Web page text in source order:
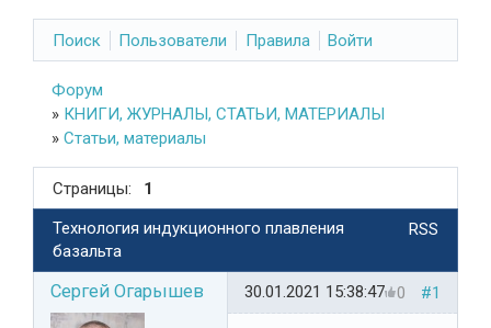
Поиск Пользователи Правила Войти
Форум
» КНИГИ, ЖУРНАЛЫ, СТАТЬИ, МАТЕРИАЛЫ
» Статьи, материалы
Страницы: 1
RSS
Технология индукционного плавления
базальта
Сергей Огарышев #1
0
30.01.2021 15:38:47